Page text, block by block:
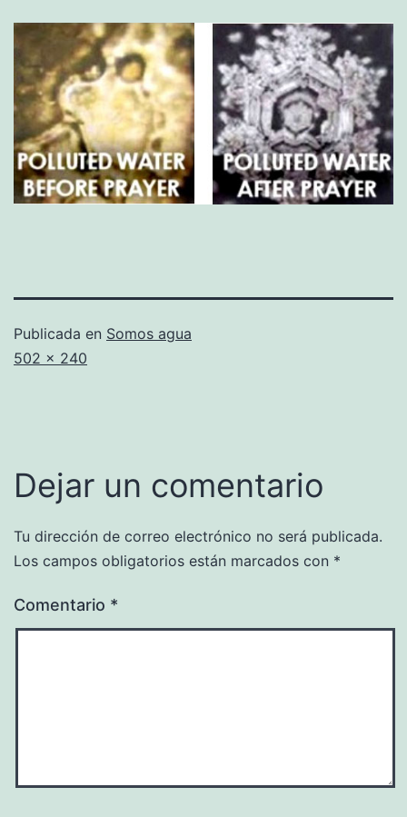
Publicada en Somos agua
Tamaño
502 × 240
Dejar un comentario
Tu dirección de correo electrónico no será publicada.
Los campos obligatorios están marcados con *
Comentario *